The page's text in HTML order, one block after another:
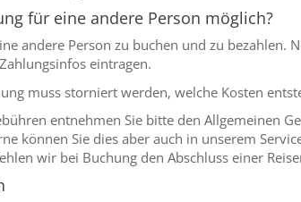
für eine andere Person möglich?
andere Person zu buchen und zu bezahlen.
eintragen.
muss storniert werden, welche Kosten
entnehmen Sie bitte den Allgemeinen
können Sie dies aber auch in unserem
wir bei Buchung den Abschluss einer